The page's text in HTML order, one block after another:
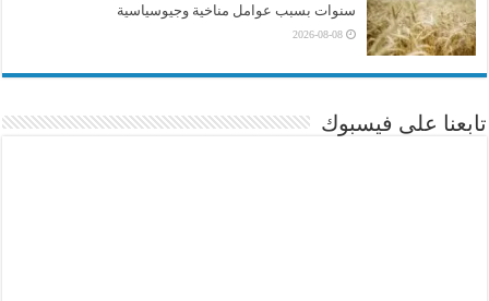
سنوات بسبب عوامل مناخية وجيوسياسية
2026-08-08
تابعنا على فيسبوك